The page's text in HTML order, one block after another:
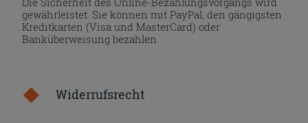
gewährleistet. Sie können mit PayPal, den gängigsten
Kreditkarten (Visa und MasterCard) oder
Banküberweisung bezahlen.
Widerrufsrecht